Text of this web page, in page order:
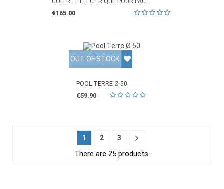
COFFRET ÉLECTRIQUE POUR PAC...
€165.00
OUT OF STOCK
POOL TERRE Ø 50
€59.90
1 2 3
There are 25 products.